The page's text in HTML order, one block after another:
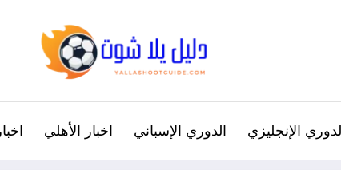
الإنجليزي الدوري الإسباني اخبار الأهلي